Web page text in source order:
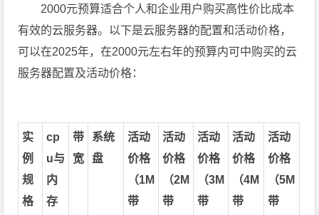
2000元预算适合个人和企业用户购买高性价比成本
有效的云服务器。以下是云服务器的配置和活动价格，
可以在2025年，在2000元左右年的预算内可中购买的云
服务器配置及活动价格：
实
例
规
格
cp
u与
内
存
带
宽
系统
盘
活动
价格
（1M
带
活动
价格
（2M
带
活动
价格
（3M
带
活动
价格
（4M
带
活动
价格
（5M
带